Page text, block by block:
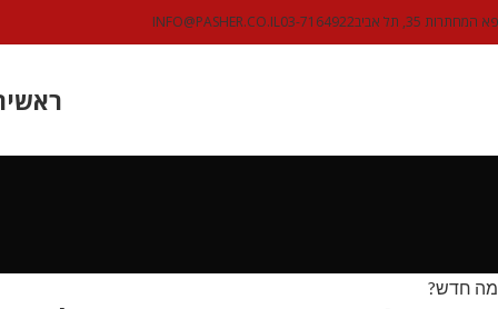
המחתרות 35, תל אביב 03-7164922
INFO@PASHER.CO.IL
ראשי
מה חדש?